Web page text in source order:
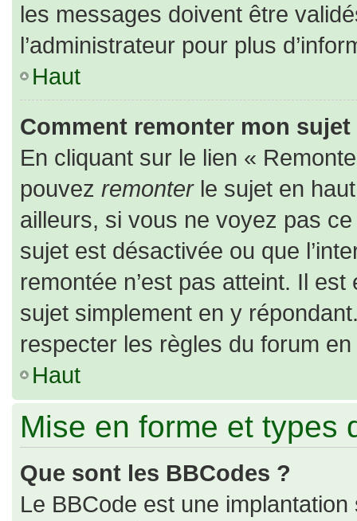
les messages doivent être
l’administrateur pour plus
Haut
Comment remonter mon sujet
En cliquant sur le lien «
pouvez remonterle sujet en
ailleurs, si vous ne voyez pas
sujet est désactivée ou que
remontée n’est pas atteint. Il
sujet simplement en y
respecter les règles du forum
Haut
Mise en forme et types
Que sont les BBCodes ?
Le BBCode est une